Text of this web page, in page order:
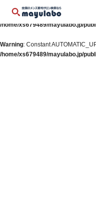
Warning: Constant
/home/xs679489/mayulabo.jp/
Warning: Constant
/home/xs679489/mayulabo.jp/